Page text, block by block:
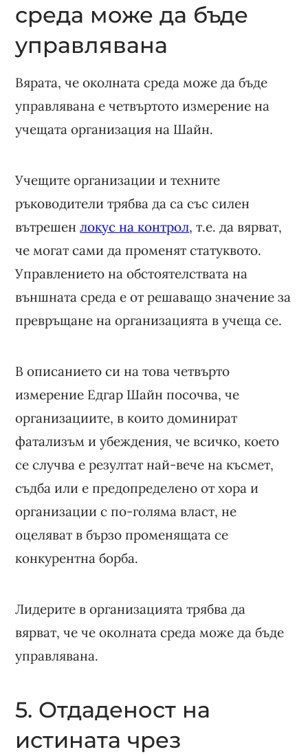
среда може да бъде
управлявана
Вярата, че околната среда може да бъде
управлявана е четвъртото измерение на
учещата организация на Шайн.
Учещите организации и техните
ръководители трябва да са със силен
вътрешенлокус на контрол, т.е. да вярват,
че могат сами да променят статуквото.
Управлението на обстоятелствата на
външната среда е от решаващо значение за
превръщане на организацията в учеща се.
В описанието си на това четвърто
измерение Едгар Шайн посочва, че
организациите, в които доминират
фатализъм и убеждения, че всичко, което
се случва е резултат най-вече на късмет,
съдба или е предопределено от хора и
организации с по-голяма власт, не
оцеляват в бързо променящата се
конкурентна борба.
Лидерите в организацията трябва да
вярват, че че околната среда може да бъде
управлявана.
5. Отдаденост на
истината чрез